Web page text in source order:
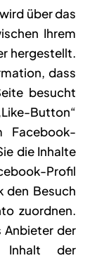
über das
Ihrem
hergestellt.
dass
besucht
Button“
Facebook-
die Inhalte
Profil
den Besuch
zuordnen.
Anbieter der
Inhalt der